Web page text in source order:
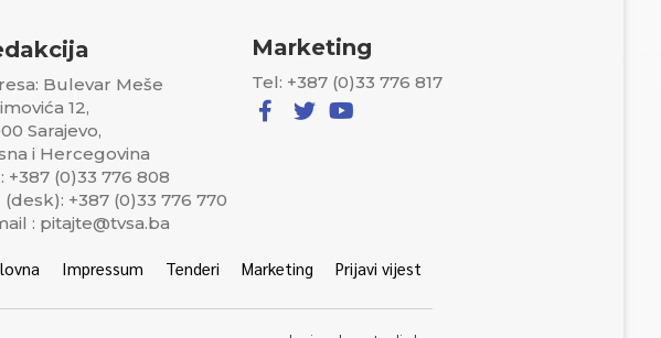
Bulevar Meše
12,
Sarajevo,
i Hercegovina
+387 (0)33 776 808
(desk): +387 (0)33 776 770
: pitajte@tvsa.ba
Marketing
Tel: +387 (0)33 776 817
Impressum Tenderi Marketing Prijavi vijest